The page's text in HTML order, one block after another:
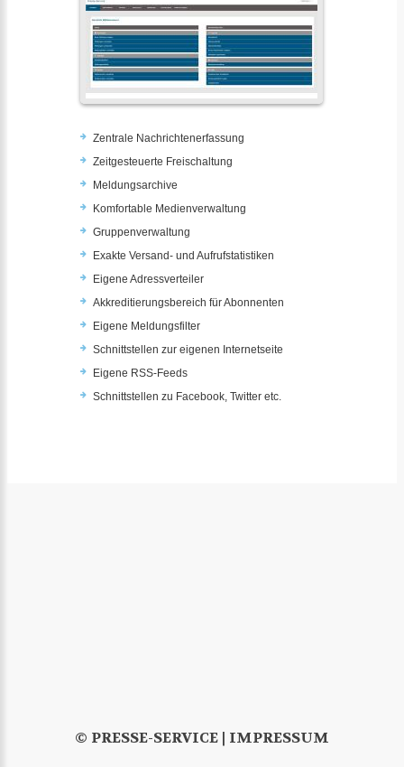
Zentrale Nachrichtenerfassung
Zeitgesteuerte Freischaltung
Meldungsarchive
Komfortable Medienverwaltung
Gruppenverwaltung
Exakte Versand- und Aufrufstatistiken
Eigene Adressverteiler
Akkreditierungsbereich für Abonnenten
Eigene Meldungsfilter
Schnittstellen zur eigenen Internetseite
Eigene RSS-Feeds
Schnittstellen zu Facebook, Twitter etc.
© PRESSE-SERVICE | IMPRESSUM